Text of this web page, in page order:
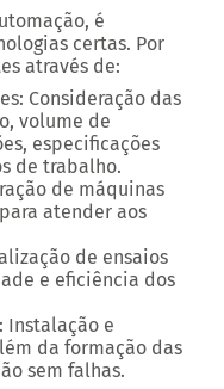
é
certas. Por
através de:
Consideração das
volume de
especificações
de trabalho.
de máquinas
atender aos
de ensaios
e eficiência dos
Instalação e
da formação das
sem falhas.